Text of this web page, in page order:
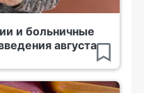
и больничные
августа